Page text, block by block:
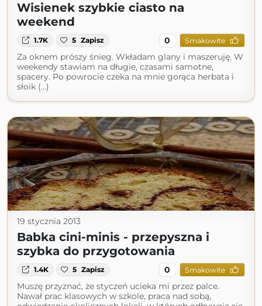
Wisienek szybkie ciasto na
weekend
1.7K 5 Zapisz 0 Smakowite
Za oknem prószy śnieg. Wkładam glany i maszeruję. W
weekendy stawiam na długie, czasami samotne,
spacery. Po powrocie czeka na mnie gorąca herbata i
słoik (...)
19 stycznia 2013
Babka cini-minis - przepyszna i
szybka do przygotowania
1.4K 5 Zapisz 0 Smakowite
Muszę przyznać, że styczeń ucieka mi przez palce.
Nawał prac klasowych w szkole, praca nad sobą,